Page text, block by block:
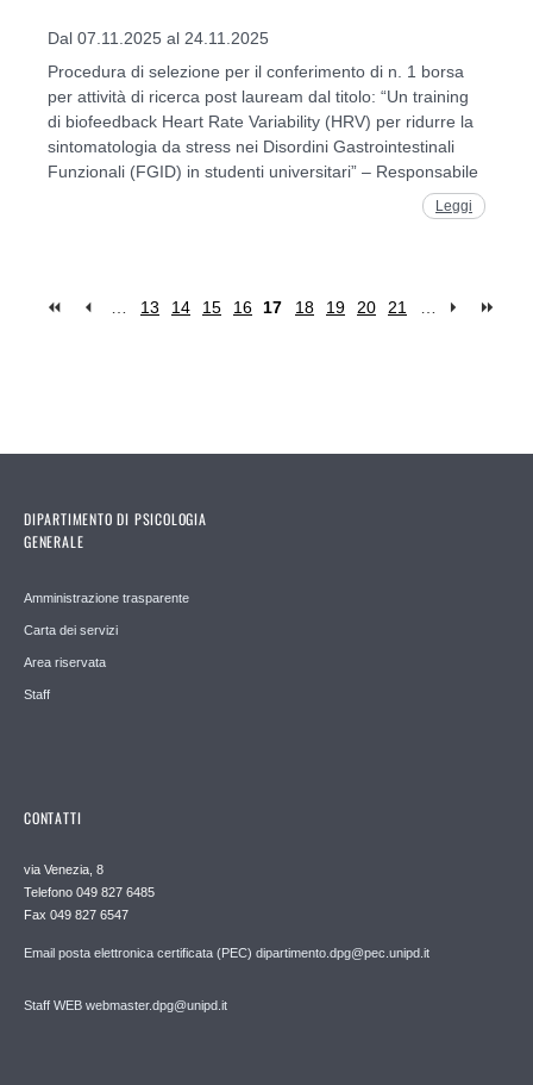
Dal 07.11.2025 al 24.11.2025
Procedura di selezione per il conferimento di n. 1 borsa
per attività di ricerca post lauream dal titolo: “Un training
di biofeedback Heart Rate Variability (HRV) per ridurre la
sintomatologia da stress nei Disordini Gastrointestinali
Funzionali (FGID) in studenti universitari” – Responsabile
Leggi
… 13 14 15 16 17 18 19 20 21 …
DIPARTIMENTO DI PSICOLOGIA
GENERALE
Amministrazione trasparente
Carta dei servizi
Area riservata
Staff
CONTATTI
via Venezia, 8
Telefono 049 827 6485
Fax 049 827 6547
Email posta elettronica certificata (PEC) dipartimento.dpg@pec.unipd.it
Staff WEB webmaster.dpg@unipd.it